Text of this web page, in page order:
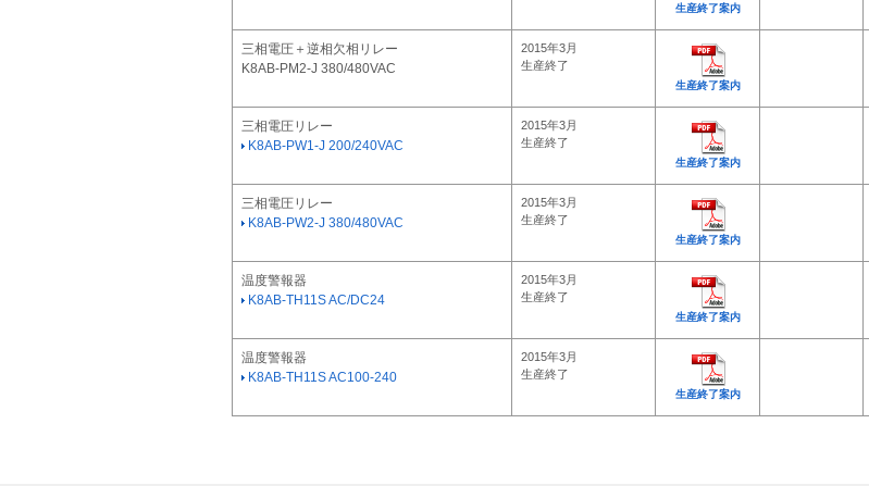
生産終了案内
三相電圧＋逆相欠相リレー
K8AB-PM2-J 380/480VAC
2015年3月
生産終了
生産終了案内
三相電圧リレー
K8AB-PW1-J 200/240VAC
2015年3月
生産終了
生産終了案内
三相電圧リレー
K8AB-PW2-J 380/480VAC
2015年3月
生産終了
生産終了案内
温度警報器
K8AB-TH11S AC/DC24
2015年3月
生産終了
生産終了案内
温度警報器
K8AB-TH11S AC100-240
2015年3月
生産終了
生産終了案内